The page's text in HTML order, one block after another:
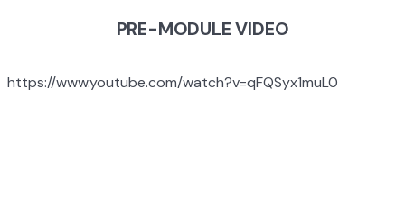
PRE-MODULE VIDEO
https://www.youtube.com/watch?v=qFQSyx1muL0